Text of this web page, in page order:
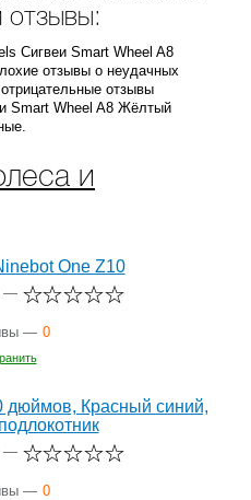
Сигвеи Smart Wheel A8
отзывы о неудачных
отзывы
Smart Wheel A8 Жёлтый
и
One Z10
—
— 0
дюймов, Красный синий,
—
— 0